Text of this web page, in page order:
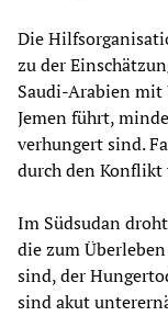
Die
zu der
Saudi-Arabien mit
Jemen führt,
verhungert sind.
durch den
Im Südsudan
die zum
sind, der
sind akut